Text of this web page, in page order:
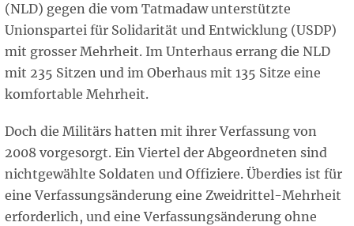
(NLD) gegen die vom Tatmadaw unterstützte
Unionspartei für Solidarität und Entwicklung (USDP)
mit grosser Mehrheit. Im Unterhaus errang die NLD
mit 235 Sitzen und im Oberhaus mit 135 Sitze eine
komfortable Mehrheit.
Doch die Militärs hatten mit ihrer Verfassung von
2008 vorgesorgt. Ein Viertel der Abgeordneten sind
nichtgewählte Soldaten und Offiziere. Überdies ist für
eine Verfassungsänderung eine Zweidrittel-Mehrheit
erforderlich, und eine Verfassungsänderung ohne